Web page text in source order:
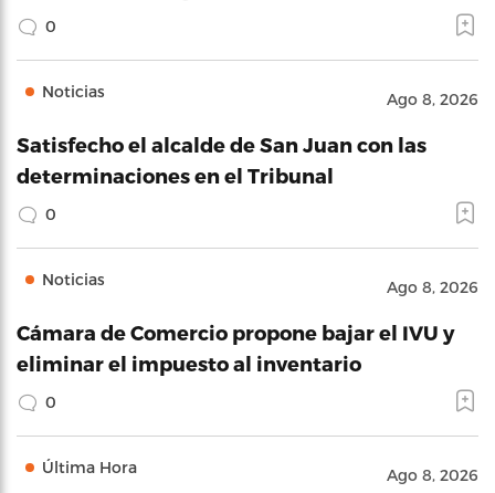
0
Noticias Ago 8, 2026
Satisfecho el alcalde de San Juan con las
determinaciones en el Tribunal
0
Noticias Ago 8, 2026
Cámara de Comercio propone bajar el IVU y
eliminar el impuesto al inventario
0
Última Hora Ago 8, 2026